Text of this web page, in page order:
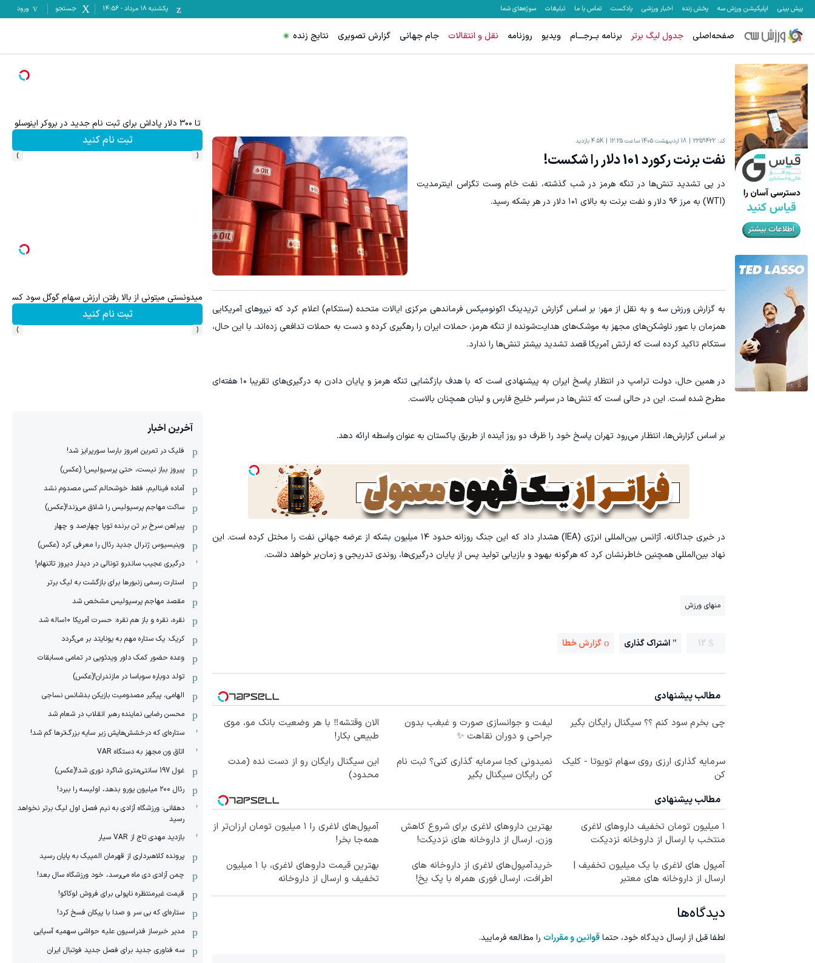
پیش بینی اپلیکیشن ورزش سه پخش زنده اخبار ورزشی پادکست تماس با ما تبلیغات سوژه‌های شما یکشنبه ۱۸ مرداد -
14:56 جستجو ورود
صفحه‌اصلی جدول لیگ برتر برنامه بــرجـــام ویدیو روزنامه نقل و انتقالات جام جهانی گزارش تصویری نتایج زنده
کد: 2359422 18 اردیبهشت 1405 ساعت 12:25 4.5K بازدید
نفت برنت رکورد 101 دلار را شکست!
در پی تشدید تنش‌ها در تنگه هرمز در شب گذشته، نفت خام وست تگزاس اینترمدیت
(WTI) به مرز ۹۶ دلار و نفت برنت به بالای ۱۰۱ دلار در هر بشکه رسید.
به گزارش ورزش سه و به نقل از مهر؛ بر اساس گزارش تریدینگ اکونومیکس فرماندهی مرکزی ایالات متحده (سنتکام) اعلام کرد که نیروهای آمریکایی
همزمان با عبور ناوشکن‌های مجهز به موشک‌های هدایت‌شونده از تنگه هرمز، حملات ایران را رهگیری کرده و دست به حملات تدافعی زده‌اند. با این حال،
سنتکام تاکید کرده است که ارتش آمریکا قصد تشدید بیشتر تنش‌ها را ندارد.
در همین حال، دولت ترامپ در انتظار پاسخ ایران به پیشنهادی است که با هدف بازگشایی تنگه هرمز و پایان دادن به درگیری‌های تقریبا ۱۰ هفته‌ای
مطرح شده است. این در حالی است که تنش‌ها در سراسر خلیج فارس و لبنان همچنان بالاست.
بر اساس گزارش‌ها، انتظار می‌رود تهران پاسخ خود را ظرف دو روز آینده از طریق پاکستان به عنوان واسطه ارائه دهد.
در خبری جداگانه، آژانس بین‌المللی انرژی (IEA) هشدار داد که این جنگ روزانه حدود ۱۴ میلیون بشکه از عرضه جهانی نفت را مختل کرده است. این
نهاد بین‌المللی همچنین خاطرنشان کرد که هرگونه بهبود و بازیابی تولید پس از پایان درگیری‌ها، روندی تدریجی و زمان‌بر خواهد داشت.
منهای ورزش
12 اشتراک گذاری گزارش خطا
مطالب پیشنهادی
چی بخرم سود کنم ؟؟ سیگنال رایگان بگیر
لیفت و جوانسازی صورت و غبغب بدون
جراحی و دوران نقاهت ✨
الان وقتشه‼️ با هر وضعیت بانک مو، موی
طبیعی بکار!
سرمایه گذاری ارزی روی سهام تویوتا - کلیک
کن
نمیدونی کجا سرمایه گذاری کنی؟ ثبت نام
کن رایگان سیگنال بگیر
این سیگنال رایگان رو از دست نده (مدت
محدود)
مطالب پیشنهادی
۱ میلیون تومان تخفیف داروهای لاغری
منتخب با ارسال از داروخانه نزدیکت
بهترین داروهای لاغری برای شروع کاهش
وزن، ارسال از داروخانه های نزدیکت!
آمپول‌های لاغری را ۱ میلیون تومان ارزان‌تر از
همه‌جا بخر!
آمپول های لاغری با یک میلیون تخفیف |
ارسال از داروخانه های معتبر
خریدآمپول‌های لاغری از داروخانه های
اطرافت، ارسال فوری همراه با پک یخ!
بهترین قیمت داروهای لاغری، با ۱ میلیون
تخفیف و ارسال از داروخانه‌
دیدگاه‌ها
لطفا قبل از ارسال دیدگاه خود، حتماقوانین و مقررات را مطالعه فرمایید.
میدونستی میتونی از بالا رفتن ارزش سهام گوگل سود کسب کنی؟
ثبت نام کنید ثبت نام کنید
تا ۳۰۰ دلار پاداش برای ثبت نام جدید در بروکر اینوسلو
ثبت نام کنید
‹
›
کلیک کن! کلیک کن! ثبت نام کنید
میدونستی میتونی از بالا رفتن ارزش سهام گوگل سود کسب
ثبت نام کنید
‹
›
آخرین اخبار
فلیک در تمرین امروز بارسا سورپرایز شد!
پیروز بباز نیست، حتی پرسپولیس! (عکس)
آماده فینالیم، فقط خوشحالم کسی مصدوم نشد
ساکت مهاجم پرسپولیس را شلاق می‌زند!(عکس)
پیراهن سرخ بر تن برنده توپا چهارصد و چهار
وینیسیوس ژنرال جدید رئال را معرفی کرد (عکس)
درگیری عجیب ساندرو تونالی در دیدار دیروز تاتنهام!
استارت رسمی زنبورها برای بازگشت به لیگ برتر
مقصد مهاجم پرسپولیس مشخص شد
نقره، نقره و باز هم نقره: حسرت آمریکا ۱۰‌ساله شد
کریک: یک ستاره مهم به یونایتد بر می‌گردد
وعده حضور کمک داور ویدئویی در تمامی مسابقات
تولد دوباره سوباسا در مازندران!(عکس)
الهامی، پیگیر مصدومیت بازیکن بدشانس نساجی
محسن رضایی نماینده رهبر انقلاب در شعام شد
ستاره‌ای که درخشش‌هایش زیر سایه بزرگ‌ترها گم شد!
اتاق ون مجهز به دستگاه VAR
غول 197 سانتی‌متری شاگرد نوری شد!(عکس)
رئال ۲۰۰ میلیون یورو بدهد، اولیسه را ببرد!
دهقانی: ورزشگاه آزادی به نیم فصل اول لیگ برتر نخواهد
رسید
بازدید مهدی تاج از VAR سیار
پرونده کلاهبرداری از قهرمان المپیک به پایان رسید
چمن آزادی دی ماه می‌رسد، خود ورزشگاه سال بعد!
قیمت غیرمنتظره ناپولی برای فروش لوکاکو!
ستاره‌ای که بی سر و صدا با پیکان فسخ کرد!
مدیر خبرساز فدراسیون علیه حواشی سهمیه آسیایی
سه فناوری جدید برای فصل جدید فوتبال ایران